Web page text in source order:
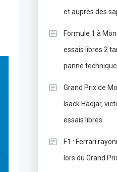
et auprès des
Formule 1 à
essais libres 2
panne technique
Grand Prix de
Isack Hadjar,
essais libres
F1 : Ferrari
lors du Grand